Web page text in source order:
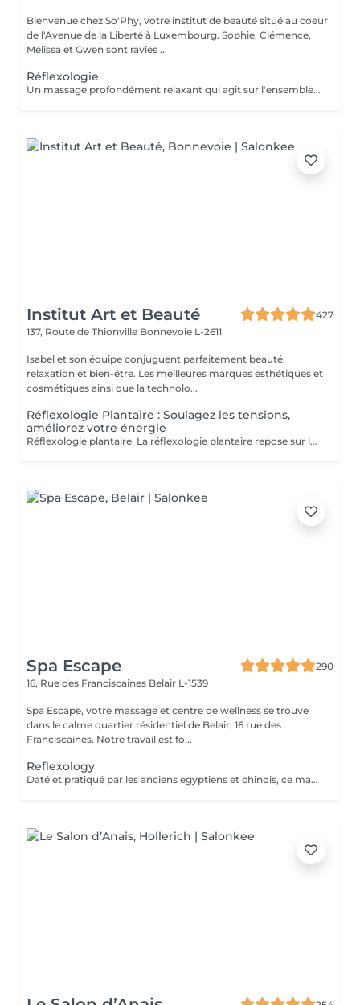
Bienvenue chez So'Phy, votre institut de beauté situé au coeur
de l'Avenue de la Liberté à Luxembourg. Sophie, Clémence,
Mélissa et Gwen sont ravies ...
Réflexologie
Un massage profondément relaxant qui agit sur l'ensemble du corps à travers des points spécifiques situés au niveau des pieds. Grâce à des pressions ciblées, ce soin permet de relâcher les tensions, stimuler les fonctions naturelles de l'organisme et favoriser une sensation de rééquilibrage global. Il procure une détente profonde, améliore la sensation de légèreté et contribue à apaiser le corps comme l'esprit. Un moment idéal pour relâcher les tensions accumulées, se recentrer et retrouver un état de bien-être global.
Institut Art et Beauté
427
137, Route de Thionville Bonnevoie L-2611
Isabel et son équipe conjuguent parfaitement beauté,
relaxation et bien-être. Les meilleures marques esthétiques et
cosmétiques ainsi que la technolo...
Réflexologie Plantaire : Soulagez les tensions,
améliorez votre énergie
Réflexologie plantaire. La réflexologie plantaire repose sur le principe que les pieds sont une représentation miniature du corps humain. Chaque terminaison nerveuse correspond à un organe ou une partie de l'organisme. Lorsqu'un organe fonctionne mal, la circulation de l'énergie vitale est entravée, ce qui se répercute au niveau des pieds. Objectifs de la Réflexologie Plantaire La réflexologie vise à stimuler les capacités d'autorégulation du corps. La pression dynamique exercée sur une zone spécifique (zone réflexe) provoque un effet thérapeutique sur l'organe correspondant. Indications Thérapeutiques La réflexologie est indiquée pour les troubles fonctionnels tels que : Gestion du stress Maux de dos Troubles digestifs Migraines Troubles du sommeil Sinusite Douleurs Estheticienne Formée Marie
Spa Escape
290
16, Rue des Franciscaines Belair L-1539
Spa Escape, votre massage et centre de wellness se trouve
dans le calme quartier résidentiel de Belair; 16 rue des
Franciscaines. Notre travail est fo...
Reflexology
Daté et pratiqué par les anciens egyptiens et chinois, ce massage des pieds sur des points précis facilite l'élimination des toxines. Douleurs et tensions disparaissent dans tout le corps comme par enchantement